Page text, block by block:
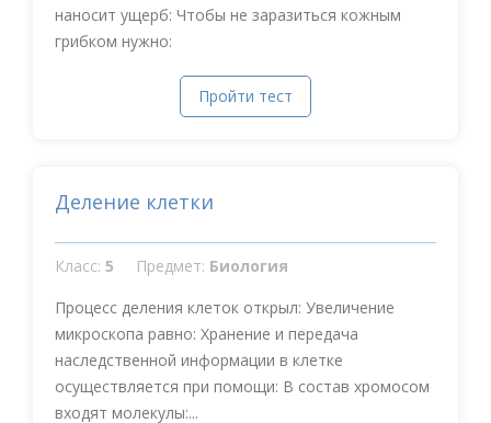
наносит ущерб: Чтобы не заразиться кожным
грибком нужно:
Пройти тест
Деление клетки
Класс: 5 Предмет: Биология
Процесс деления клеток открыл: Увеличение
микроскопа равно: Хранение и передача
наследственной информации в клетке
осуществляется при помощи: В состав хромосом
входят молекулы:...